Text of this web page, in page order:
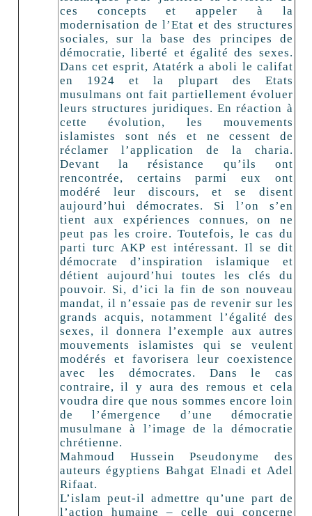
ces concepts et appeler à la
modernisation de l’Etat et des structures
sociales, sur la base des principes de
démocratie, liberté et égalité des sexes.
Dans cet esprit, Atatérk a aboli le califat
en 1924 et la plupart des Etats
musulmans ont fait partiellement évoluer
leurs structures juridiques. En réaction à
cette évolution, les mouvements
islamistes sont nés et ne cessent de
réclamer l’application de la charia.
Devant la résistance qu’ils ont
rencontrée, certains parmi eux ont
modéré leur discours, et se disent
aujourd’hui démocrates. Si l’on s’en
tient aux expériences connues, on ne
peut pas les croire. Toutefois, le cas du
parti turc AKP est intéressant. Il se dit
démocrate d’inspiration islamique et
détient aujourd’hui toutes les clés du
pouvoir. Si, d’ici la fin de son nouveau
mandat, il n’essaie pas de revenir sur les
grands acquis, notamment l’égalité des
sexes, il donnera l’exemple aux autres
mouvements islamistes qui se veulent
modérés et favorisera leur coexistence
avec les démocrates. Dans le cas
contraire, il y aura des remous et cela
voudra dire que nous sommes encore loin
de l’émergence d’une démocratie
musulmane à l’image de la démocratie
chrétienne.
Mahmoud Hussein Pseudonyme des
auteurs égyptiens Bahgat Elnadi et Adel
Rifaat.
L’islam peut-il admettre qu’une part de
l’action humaine – celle qui concerne